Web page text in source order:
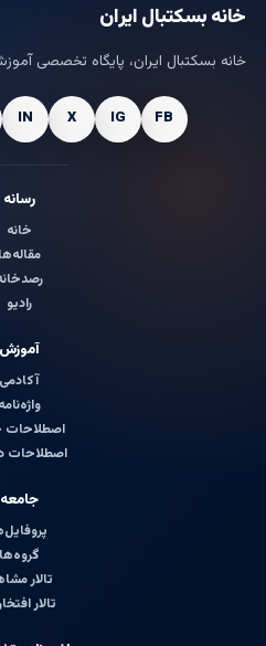
خانه بسکتبال ایران
خانه بسکتبال ایران، پایگاه تخصصی
رسانه
خانه
مقاله‌ها
رادیو
آموزش
آکادمی
واژه‌نامه
اصطلاحات
اصطلاحات
جامعه
گروه‌ها
تالار
تالار